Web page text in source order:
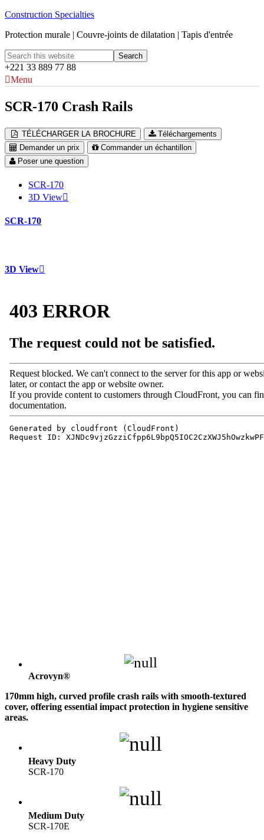
Construction Specialties
Protection murale | Couvre-joints de dilatation | Tapis d'entrée
+221 33 889 77 88
Menu
SCR-170 Crash Rails
TÉLÉCHARGER LA BROCHURE
Téléchargements
Demander un prix
Commander un échantillon
Poser une question
SCR-170
3D View
SCR-170
3D View
Acrovyn®
170mm high, curved profile crash rails with smooth-textured
cover, offering essential impact protection in hygiene sensitive
areas.
Heavy Duty
SCR-170
Medium Duty
SCR-170E